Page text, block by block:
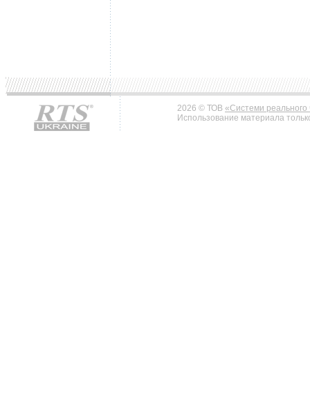
2026 © ТОВ «Системи реального
Использование материала